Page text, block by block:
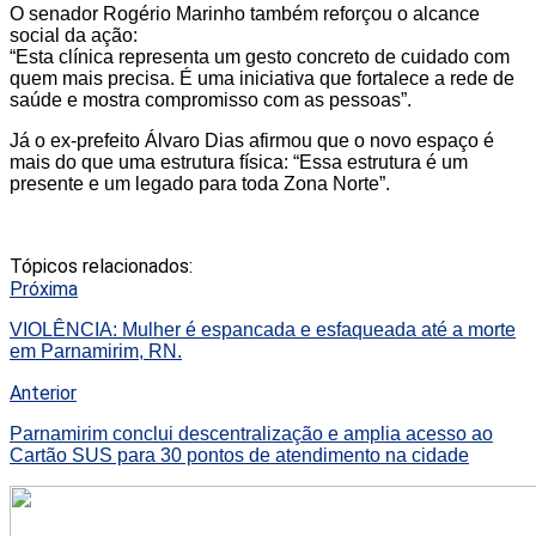
O senador Rogério Marinho também reforçou o alcance
social da ação:
“Esta clínica representa um gesto concreto de cuidado com
quem mais precisa. É uma iniciativa que fortalece a rede de
saúde e mostra compromisso com as pessoas”.
Já o ex-prefeito Álvaro Dias afirmou que o novo espaço é
mais do que uma estrutura física: “Essa estrutura é um
presente e um legado para toda Zona Norte”.
Tópicos relacionados:
Próxima
VIOLÊNCIA: Mulher é espancada e esfaqueada até a morte
em Parnamirim, RN.
Anterior
Parnamirim conclui descentralização e amplia acesso ao
Cartão SUS para 30 pontos de atendimento na cidade